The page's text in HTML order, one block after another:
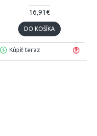
16,91€
DO KOŠÍKA
Kúpiť teraz